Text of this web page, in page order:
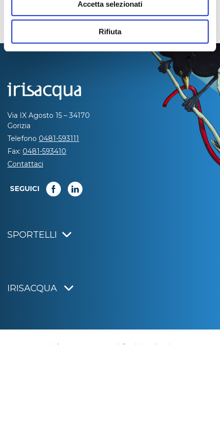
Accetta selezionati
Rifiuta
Via IX Agosto 15 – 34170
Gorizia
Telefono 0481-593111
Fax: 0481-593410
Contattaci
SEGUICI
SPORTELLI
IRISACQUA
Informativa privacy | Cookie policy
|